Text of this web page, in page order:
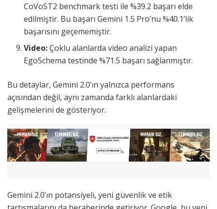
CoVoST2 benchmark testi ile %39.2 başarı elde
edilmiştir. Bu başarı Gemini 1.5 Pro’nu %40.1’lik
başarısını geçememiştir.
Video:Çoklu alanlarda video analizi yapan
EgoSchema testinde %71.5 başarı sağlanmıştır.
Bu detaylar, Gemini 2.0’ın yalnızca performans
açısından değil, aynı zamanda farklı alanlardaki
gelişmelerini de gösteriyor.
Gemini 2.0’ın potansiyeli, yeni güvenlik ve etik